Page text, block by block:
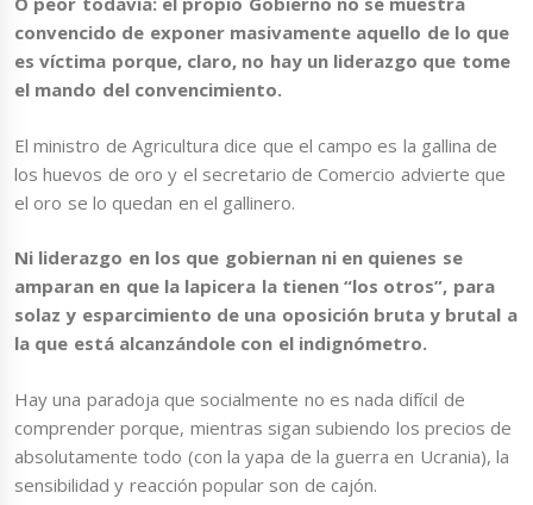
convencido de exponer masivamente aquello de lo que
es víctima porque, claro, no hay un liderazgo que tome
el mando del convencimiento.
El ministro de Agricultura dice que el campo es la gallina de
los huevos de oro y el secretario de Comercio advierte que
el oro se lo quedan en el gallinero.
Ni liderazgo en los que gobiernan ni en quienes se
amparan en que la lapicera la tienen “los otros”, para
solaz y esparcimiento de una oposición bruta y brutal a
la que está alcanzándole con el indignómetro.
Hay una paradoja que socialmente no es nada difícil de
comprender porque, mientras sigan subiendo los precios de
absolutamente todo (con la yapa de la guerra en Ucrania), la
sensibilidad y reacción popular son de cajón.